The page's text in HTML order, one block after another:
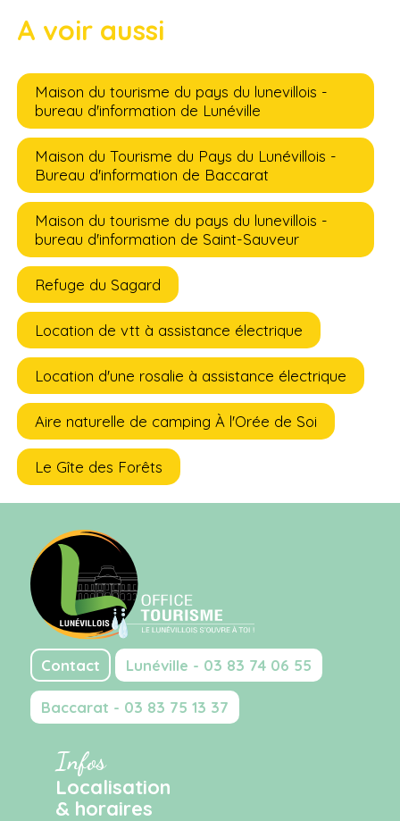
A voir aussi
Maison du tourisme du pays du lunevillois -
bureau d'information de Lunéville
Maison du Tourisme du Pays du Lunévillois -
Bureau d'information de Baccarat
Maison du tourisme du pays du lunevillois -
bureau d'information de Saint-Sauveur
Refuge du Sagard
Location de vtt à assistance électrique
Location d'une rosalie à assistance électrique
Aire naturelle de camping À l'Orée de Soi
Le Gîte des Forêts
Contact Lunéville - 03 83 74 06 55
Baccarat - 03 83 75 13 37
Infos
Localisation
& horaires